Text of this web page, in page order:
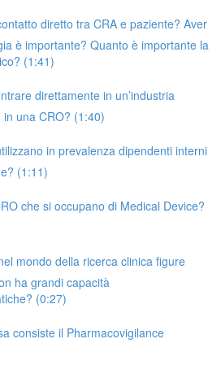
diretto tra CRA e paziente? Aver
è importante? Quanto è importante la
(1:41)
direttamente in un’industria
una CRO? (1:40)
in prevalenza dipendenti interni
(1:11)
che si occupano di Medical Device?
mondo della ricerca clinica figure
ha grandi capacità
(0:27)
consiste il Pharmacovigilance